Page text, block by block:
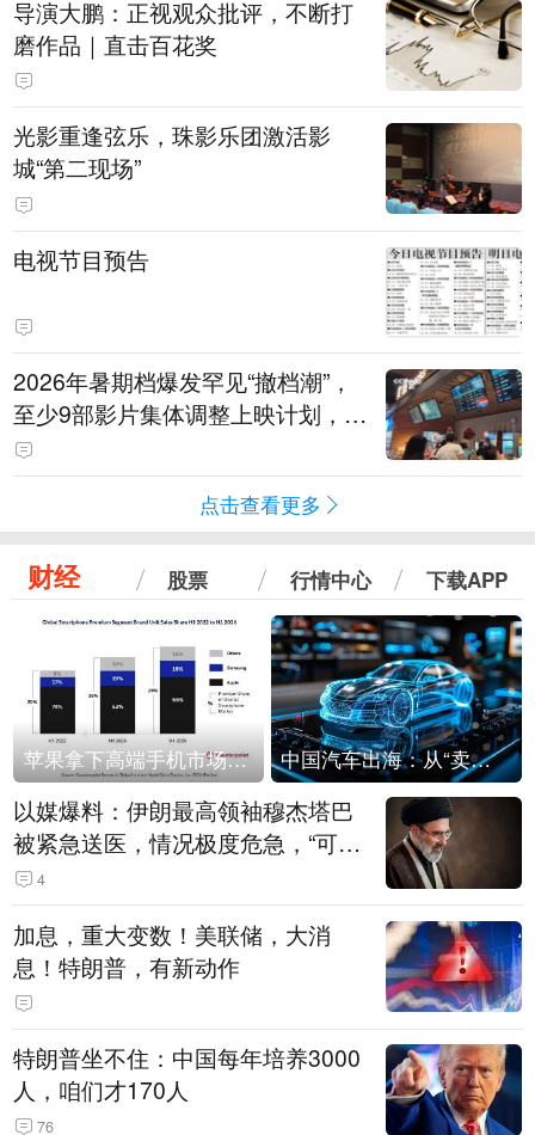
导演大鹏：正视观众批评，不断打
磨作品｜直击百花奖
光影重逢弦乐，珠影乐团激活影
城“第二现场”
电视节目预告
2026年暑期档爆发罕见“撤档潮”，
至少9部影片集体调整上映计划，影
评人直言不看好：凭啥认为换个时
间就能大卖？
点击查看更多
财经 股票 行情中心 下载APP
苹果拿下高端手机市场65%的份额：iPhone 17系列功不可没 中国汽车出海：从“卖出去”到“走进去”
以媒爆料：伊朗最高领袖穆杰塔巴
被紧急送医，情况极度危急，“可能
随时会死去”
4
加息，重大变数！美联储，大消
息！特朗普，有新动作
特朗普坐不住：中国每年培养3000
人，咱们才170人
76